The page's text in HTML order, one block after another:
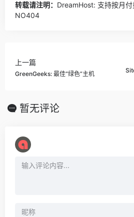
转载请注明： DreamHost: 支持按月付
NO404
上一篇
GreenGeeks: 最佳“绿色”主机
暂无评论